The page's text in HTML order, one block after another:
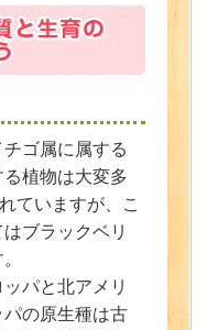
ゴ属に属する
植物は大変多
ていますが、こ
ブラックベリ
パと北アメリ
の原生種は古